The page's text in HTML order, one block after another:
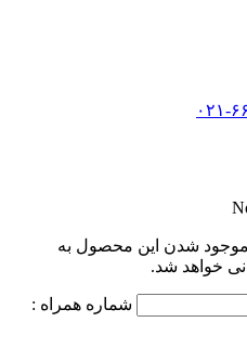
شدن این محصول به
خواهد شد.
شماره همراه :